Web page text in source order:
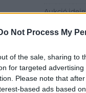
Not Process My
of the sale, sharing to
for targeted
Please note that
based ads based
Aukció
Eladó